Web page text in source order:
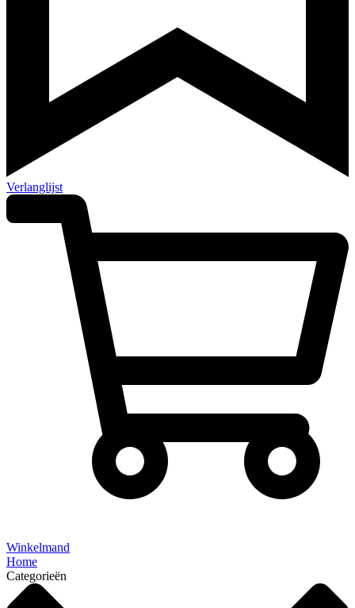
Verlanglijst
Winkelmand
Home
Categorieën